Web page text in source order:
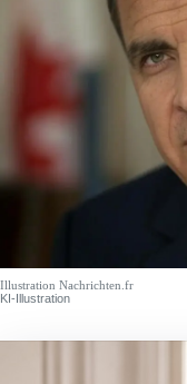
Illustration Nachrichten.fr
KI-Illustration